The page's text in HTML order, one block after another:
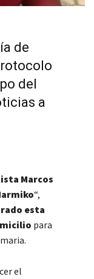
de
del
a
Marcos
“,
esta
para
el